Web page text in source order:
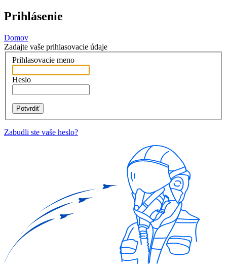
Prihlásenie
Domov
Zadajte vaše prihlasovacie údaje
Prihlasovacie meno
Heslo
Zabudli ste vaše heslo?